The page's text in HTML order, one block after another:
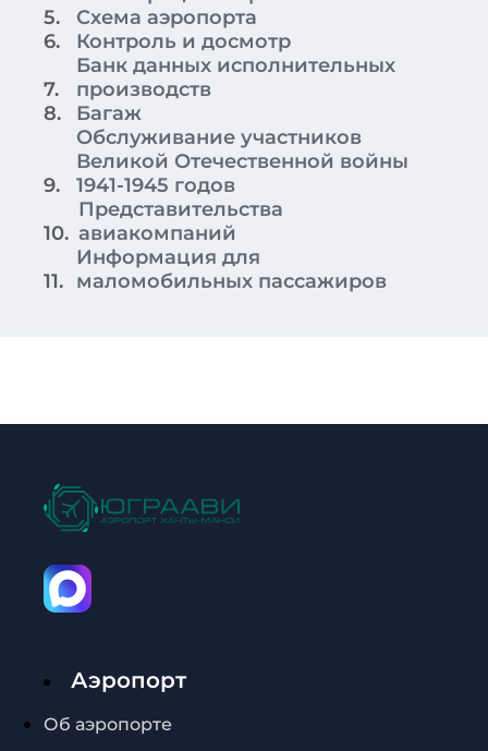
5.
Схема аэропорта
6.
Контроль и досмотр
7.
Банк данных исполнительных
производств
8.
Багаж
9.
Обслуживание участников
Великой Отечественной войны
1941-1945 годов
10.
Представительства
авиакомпаний
11.
Информация для
маломобильных пассажиров
Аэропорт
Об аэропорте